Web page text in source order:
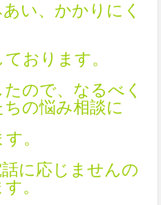
い、かかりにく
おります。
ので、なるべく
の悩み相談に
。
に応じませんの
。